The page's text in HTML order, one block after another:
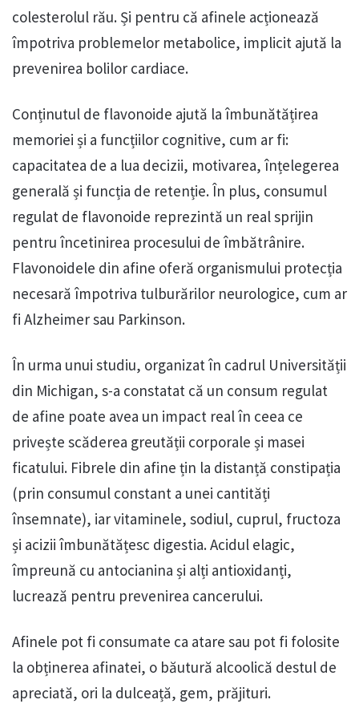
colesterolul rău. Și pentru că afinele acționează
împotriva problemelor metabolice, implicit ajută la
prevenirea bolilor cardiace.
Conținutul de flavonoide ajută la îmbunătățirea
memoriei și a funcțiilor cognitive, cum ar fi:
capacitatea de a lua decizii, motivarea, înțelegerea
generală și funcția de retenție. În plus, consumul
regulat de flavonoide reprezintă un real sprijin
pentru încetinirea procesului de îmbătrânire.
Flavonoidele din afine oferă organismului protecția
necesară împotriva tulburărilor neurologice, cum ar
fi Alzheimer sau Parkinson.
În urma unui studiu, organizat în cadrul Universității
din Michigan, s-a constatat că un consum regulat
de afine poate avea un impact real în ceea ce
privește scăderea greutății corporale și masei
ficatului. Fibrele din afine țin la distanță constipația
(prin consumul constant a unei cantități
însemnate), iar vitaminele, sodiul, cuprul, fructoza
și acizii îmbunătățesc digestia. Acidul elagic,
împreună cu antocianina și alți antioxidanți,
lucrează pentru prevenirea cancerului.
Afinele pot fi consumate ca atare sau pot fi folosite
la obținerea afinatei, o băutură alcoolică destul de
apreciată, ori la dulceață, gem, prăjituri.